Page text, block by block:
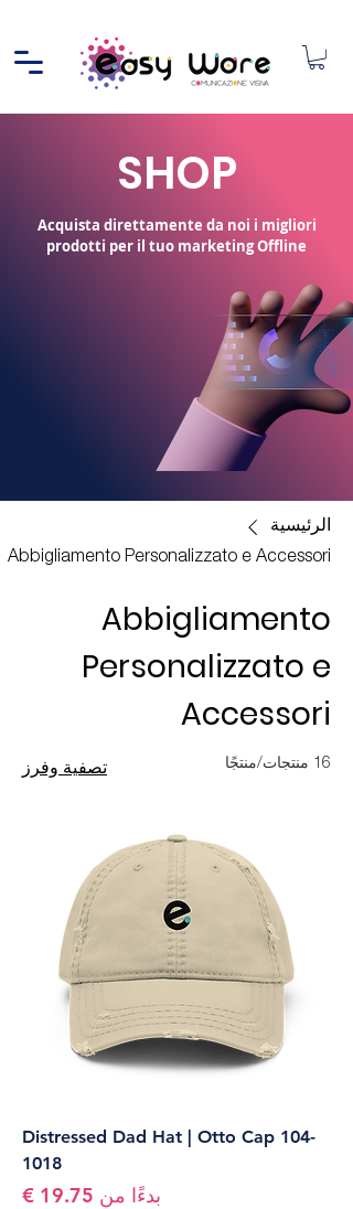
SHOP
Acquista direttamente da noi i migliori
prodotti per il tuo marketing Offline
الرئيسية
Abbigliamento Personalizzato e Accessori
Abbigliamento
Personalizzato e
Accessori
16 منتجات/منتجًا تصفية وفرز
Distressed Dad Hat | Otto Cap 104-
1018
بدءًا من
سعر البيع